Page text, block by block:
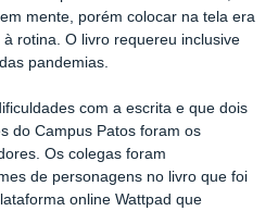
mente, porém colocar na tela era
rotina. O livro requereu inclusive
pandemias.
com a escrita e que dois
do Campus Patos foram os
Os colegas foram
de personagens no livro que foi
online Wattpad que